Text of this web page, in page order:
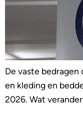
De vaste
en kleding en
2026. Wat